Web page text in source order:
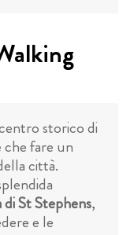
storico di
fare un
città.
di St Stephens,
e le